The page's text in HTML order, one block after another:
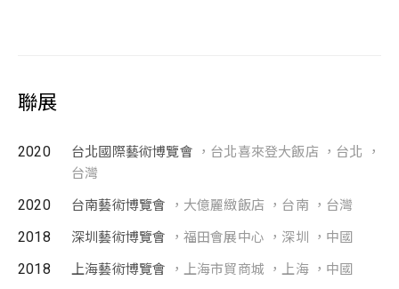
聯展
2020 台北國際藝術博覽會 ，台北喜來登大飯店 ，台北 ，
台灣
2020 台南藝術博覽會 ，大億麗緻飯店 ，台南 ，台灣
2018 深圳藝術博覽會 ，福田會展中心 ，深圳 ，中國
2018 上海藝術博覽會 ，上海市貿商城 ，上海 ，中國